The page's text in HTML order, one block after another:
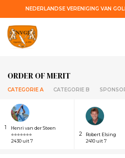
NEDERLANDSE VERENIGING VAN
ORDER OF MERIT
CATEGORIE A CATEGORIE B
1
Henri van der Steen
⭐⭐⭐⭐⭐⭐⭐
2430 uit 7
2
Robert Elsing
2410 uit 7